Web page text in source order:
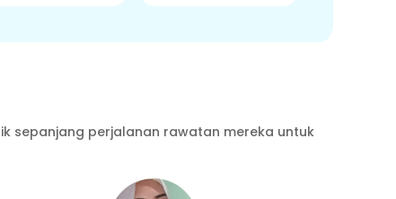
sepanjang perjalanan rawatan mereka untuk